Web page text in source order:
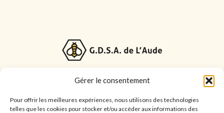
Gérer le consentement
Pour offrir les meilleures expériences, nous utilisons des technologies
telles que les cookies pour stocker et/ou accéder aux informations des
Mentions légales|Protection des données